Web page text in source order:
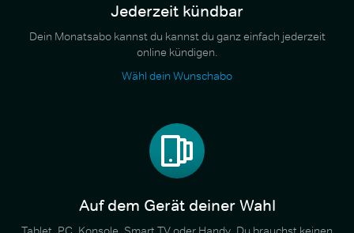
Jederzeit kündbar
Dein Monatsabo kannst du kannst du ganz einfach jederzeit
online kündigen.
Wähl dein Wunschabo
Auf dem Gerät deiner Wahl